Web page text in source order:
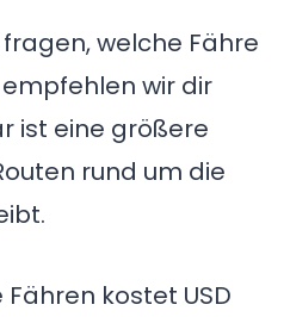
welche Fähre
wir dir
ist eine größere
rund um die
Fähren kostet USD